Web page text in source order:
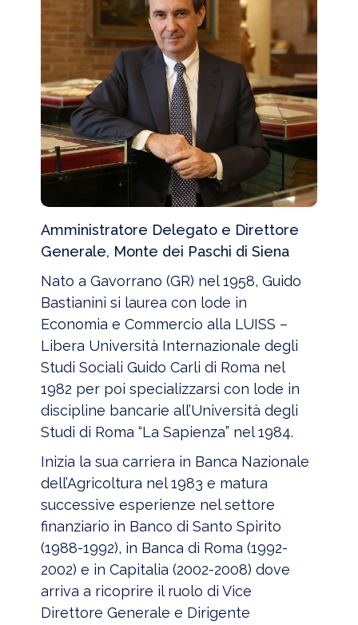
Amministratore Delegato e Direttore
Generale, Monte dei Paschi di Siena
Nato a Gavorrano (GR) nel 1958, Guido
Bastianini si laurea con lode in
Economia e Commercio alla LUISS –
Libera Università Internazionale degli
Studi Sociali Guido Carli di Roma nel
1982 per poi specializzarsi con lode in
discipline bancarie all’Università degli
Studi di Roma “La Sapienza” nel 1984.
Inizia la sua carriera in Banca Nazionale
dell’Agricoltura nel 1983 e matura
successive esperienze nel settore
finanziario in Banco di Santo Spirito
(1988-1992), in Banca di Roma (1992-
2002) e in Capitalia (2002-2008) dove
arriva a ricoprire il ruolo di Vice
Direttore Generale e Dirigente